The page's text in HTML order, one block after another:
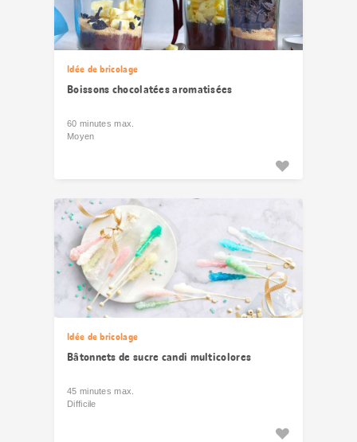
Idée de bricolage
Boissons chocolatées aromatisées
60 minutes max.
Moyen
Idée de bricolage
Bâtonnets de sucre candi multicolores
45 minutes max.
Difficile